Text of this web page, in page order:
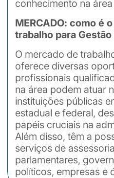
conhecimento na
MERCADO: como é
trabalho para
O mercado de
oferece diversas
profissionais
na área podem atuar
instituições públicas
estadual e federal,
papéis cruciais na
Além disso, têm a
serviços de
parlamentares,
políticos, empresas e